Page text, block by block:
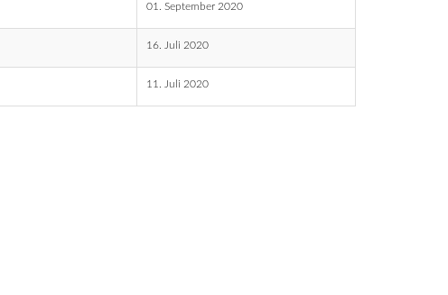
01. September 2020
16. Juli 2020
11. Juli 2020